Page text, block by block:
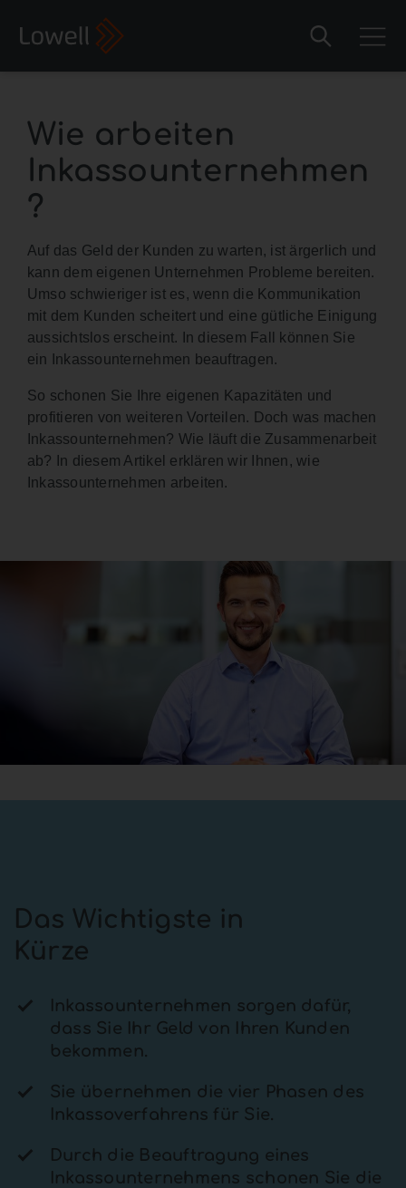
Wie arbeiten
Inkassounternehmen
?
Auf das Geld der Kunden zu warten, ist ärgerlich und
kann dem eigenen Unternehmen Probleme bereiten.
Umso schwieriger ist es, wenn die Kommunikation
mit dem Kunden scheitert und eine gütliche Einigung
aussichtslos erscheint. In diesem Fall können Sie
ein Inkassounternehmen beauftragen.
So schonen Sie Ihre eigenen Kapazitäten und
profitieren von weiteren Vorteilen. Doch was machen
Inkassounternehmen? Wie läuft die Zusammenarbeit
ab? In diesem Artikel erklären wir Ihnen, wie
Inkassounternehmen arbeiten.
Das Wichtigste in
Kürze
Inkassounternehmen sorgen dafür,
dass Sie Ihr Geld von Ihren Kunden
bekommen.
Sie übernehmen die vier Phasen des
Inkassoverfahrens für Sie.
Durch die Beauftragung eines
Inkassounternehmens schonen Sie die